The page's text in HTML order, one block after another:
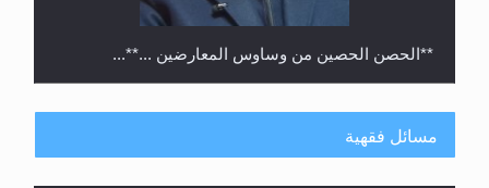
**الحصن الحصين من وساوس المعارضين ...**...
مسائل فقهية